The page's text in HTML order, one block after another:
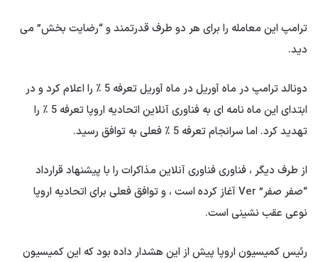
ترامپ این معامله را برای هر دو طرف قدرتمند و “رضایت بخش” می
دید.
دونالد ترامپ در ماه آوریل در ماه آوریل تعرفه 5 ٪ را اعلام کرد و در
ابتدای این ماه نامه ای به فناوری آنلاین اتحادیه اروپا تعرفه 5 ٪ را
تهدید کرد. اما سرانجام تعرفه 5 ٪ فعلی به توافق رسید.
از طرف دیگر ، فناوری فناوری آنلاین مذاکرات را با پیشنهاد قرارداد
“صفر صفر” Ver آغاز کرده است ، و توافق فعلی برای اتحادیه اروپا
نوعی عقب نشینی است.
رئیس کمیسیون اروپا پیش از این هشدار داده بود که این کمیسیون